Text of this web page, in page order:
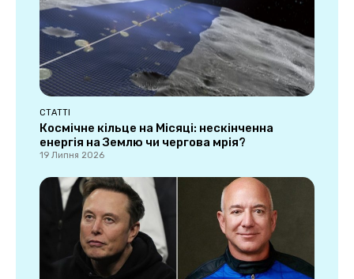
СТАТТІ
Космічне кільце на Місяці: нескінченна
енергія на Землю чи чергова мрія?
19 Липня 2026